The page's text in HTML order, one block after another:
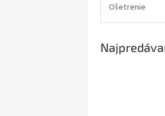
Ošetrenie